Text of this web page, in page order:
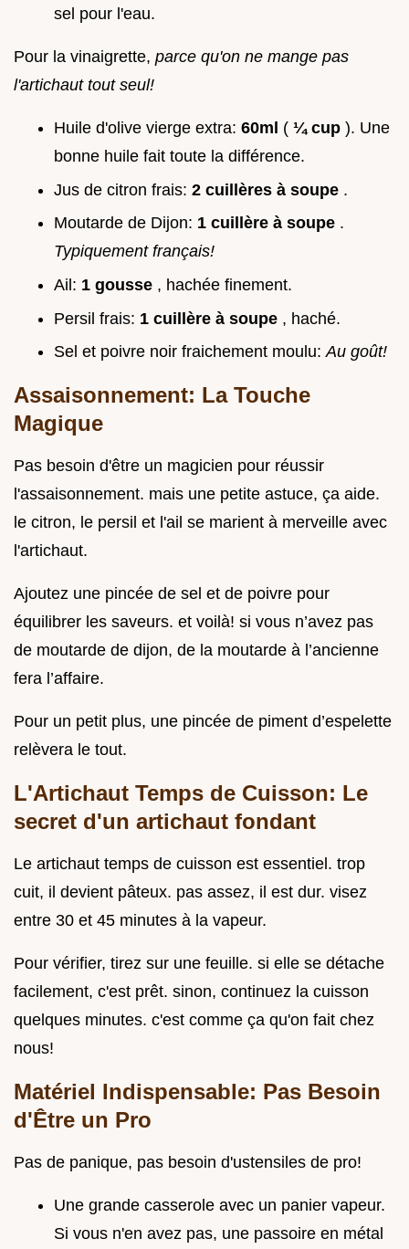
sel pour l'eau.
Pour la vinaigrette, parce qu'on ne mange pas
l'artichaut tout seul!
Huile d'olive vierge extra: 60ml ( ¼ cup ). Une
bonne huile fait toute la différence.
Jus de citron frais: 2 cuillères à soupe .
Moutarde de Dijon: 1 cuillère à soupe .
Typiquement français!
Ail: 1 gousse , hachée finement.
Persil frais: 1 cuillère à soupe , haché.
Sel et poivre noir fraichement moulu:Au goût!
Assaisonnement: La Touche
Magique
Pas besoin d'être un magicien pour réussir
l'assaisonnement. mais une petite astuce, ça aide.
le citron, le persil et l'ail se marient à merveille avec
l'artichaut.
Ajoutez une pincée de sel et de poivre pour
équilibrer les saveurs. et voilà! si vous n’avez pas
de moutarde de dijon, de la moutarde à l’ancienne
fera l’affaire.
Pour un petit plus, une pincée de piment d’espelette
relèvera le tout.
L'Artichaut Temps de Cuisson: Le
secret d'un artichaut fondant
Le artichaut temps de cuisson est essentiel. trop
cuit, il devient pâteux. pas assez, il est dur. visez
entre 30 et 45 minutes à la vapeur.
Pour vérifier, tirez sur une feuille. si elle se détache
facilement, c'est prêt. sinon, continuez la cuisson
quelques minutes. c'est comme ça qu'on fait chez
nous!
Matériel Indispensable: Pas Besoin
d'Être un Pro
Pas de panique, pas besoin d'ustensiles de pro!
Une grande casserole avec un panier vapeur.
Si vous n'en avez pas, une passoire en métal